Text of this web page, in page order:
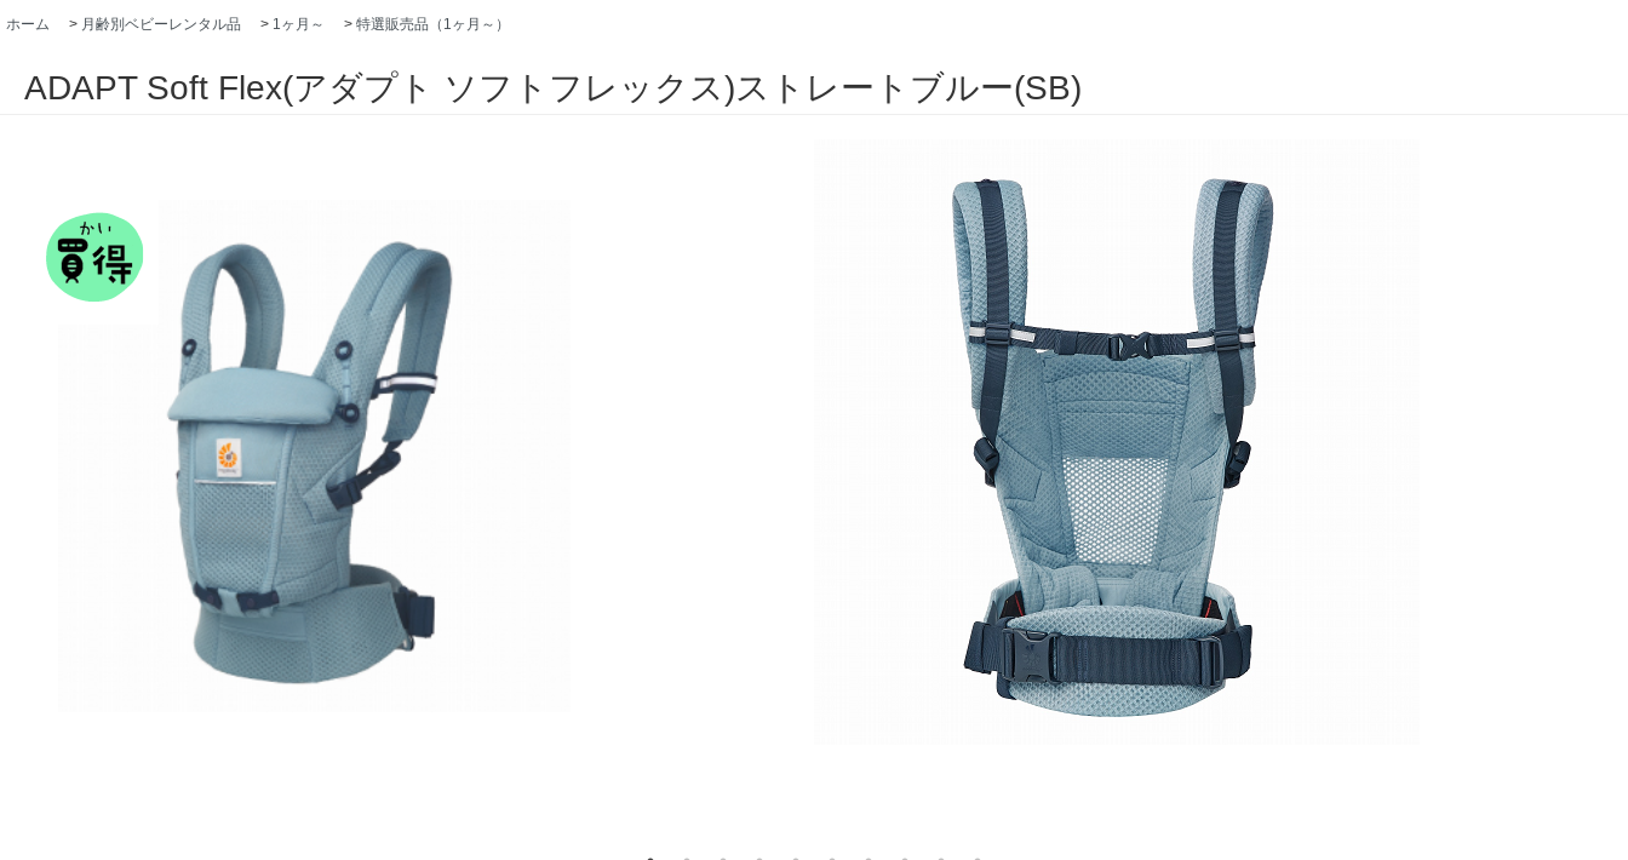
ホーム
> 月齢別ベビーレンタル品 > 1ヶ月～ > 特選販売品（1ヶ月～）
ADAPT Soft Flex(アダプト ソフトフレックス)ストレートブルー(SB)